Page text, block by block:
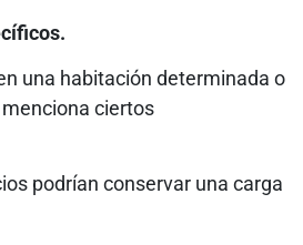
una habitación determinada o
ciertos
podrían conservar una carga